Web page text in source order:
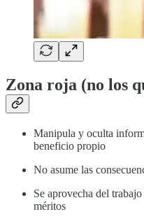
Zona roja (no los
Manipula y oculta
beneficio propio
No asume las
Se aprovecha del
méritos